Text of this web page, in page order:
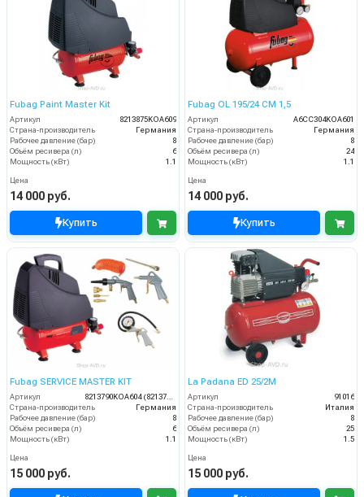
Fubag Paint Master Kit
Артикул
8213875KOA609
Страна-производитель
Германия
Рабочее давление (бар)
8
Объём ресивера (л)
6
Мощность (кВт)
1.1
Цена
14 000 руб.
Купить
Fubag OL 195/24 CM 1,5
Артикул
A6CC304KOA601
Страна-производитель
Германия
Рабочее давление (бар)
8
Объём ресивера (л)
24
Мощность (кВт)
1.1
Цена
14 000 руб.
Купить
Fubag SERVICE MASTER KIT
Артикул
Страна-производитель
Германия
Рабочее давление (бар)
8
Объём ресивера (л)
6
Мощность (кВт)
1.1
Цена
15 000 руб.
La Padana ED 25/2М
Артикул
91016
Страна-производитель
Италия
Рабочее давление (бар)
8
Объём ресивера (л)
25
Мощность (кВт)
1.5
Цена
15 000 руб.